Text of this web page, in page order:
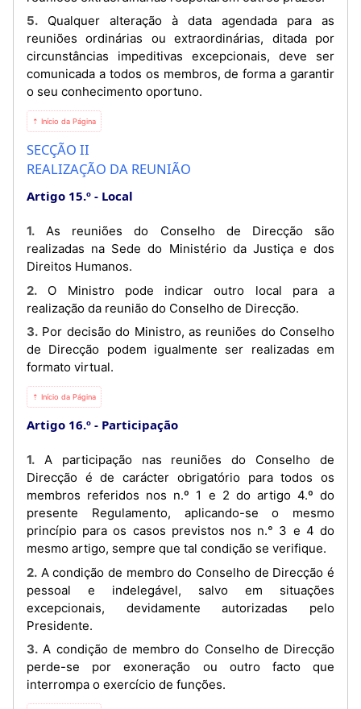
5. Qualquer alteração à data agendada para as
reuniões ordinárias ou extraordinárias, ditada por
circunstâncias impeditivas excepcionais, deve ser
comunicada a todos os membros, de forma a garantir
o seu conhecimento oportuno.
⇡ Início da Página
SECÇÃO II
REALIZAÇÃO DA REUNIÃO
Artigo 15.º Local
1. As reuniões do Conselho de Direcção são
realizadas na Sede do Ministério da Justiça e dos
Direitos Humanos.
2. O Ministro pode indicar outro local para a
realização da reunião do Conselho de Direcção.
3. Por decisão do Ministro, as reuniões do Conselho
de Direcção podem igualmente ser realizadas em
formato virtual.
⇡ Início da Página
Artigo 16.º Participação
1. A participação nas reuniões do Conselho de
Direcção é de carácter obrigatório para todos os
membros referidos nos n.º 1 e 2 do artigo 4.º do
presente Regulamento, aplicando-se o mesmo
princípio para os casos previstos nos n.° 3 e 4 do
mesmo artigo, sempre que tal condição se verifique.
2. A condição de membro do Conselho de Direcção é
pessoal e indelegável, salvo em situações
excepcionais, devidamente autorizadas pelo
Presidente.
3. A condição de membro do Conselho de Direcção
perde-se por exoneração ou outro facto que
interrompa o exercício de funções.